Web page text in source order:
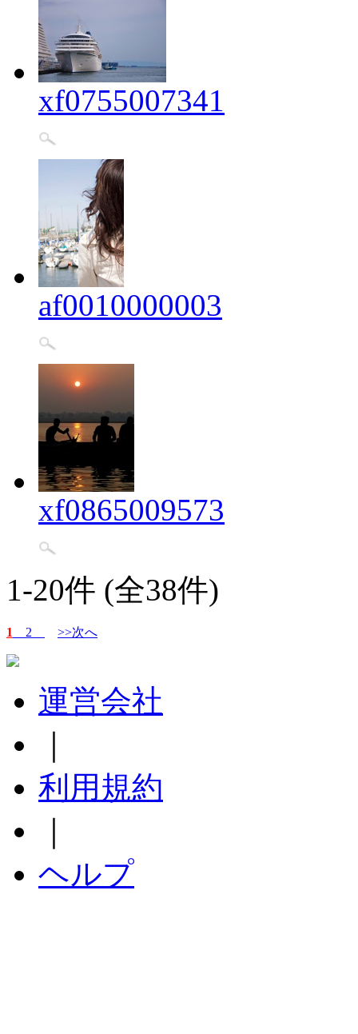
xf0755007341
af0010000003
xf0865009573
1-20件 (全38件)
1 2 >>次へ
運営会社
利用規約
ヘルプ